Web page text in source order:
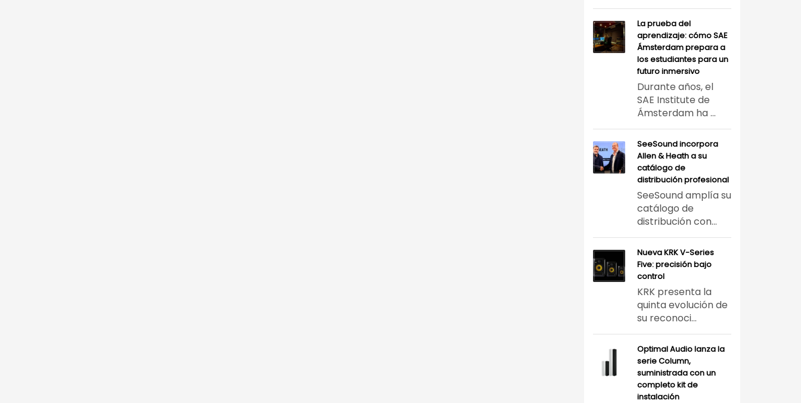
La prueba del
aprendizaje: cómo SAE
Ámsterdam prepara a
los estudiantes para un
futuro inmersivo
Durante años, el
SAE Institute de
Ámsterdam ha ...
SeeSound incorpora
Allen & Heath a su
catálogo de
distribución profesional
SeeSound amplía su
catálogo de
distribución con...
Nueva KRK V-Series
Five: precisión bajo
control
KRK presenta la
quinta evolución de
su reconoci...
Optimal Audio lanza la
serie Column,
suministrada con un
completo kit de
instalación